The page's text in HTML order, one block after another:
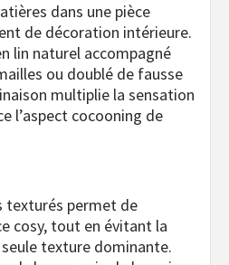
dans une pièce
de décoration intérieure.
lin naturel accompagné
ou doublé de fausse
multiplie la sensation
l’aspect cocooning de
texturés permet de
cosy, tout en évitant la
texture dominante.